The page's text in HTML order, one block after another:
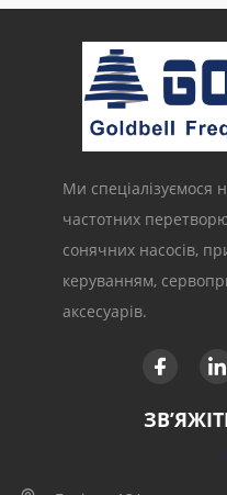
Ми спеціалізуємося
частотних
сонячних насосів,
керуванням,
аксесуарів.